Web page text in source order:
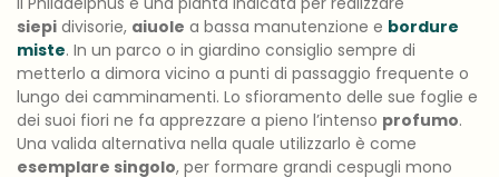
siepi divisorie, aiuole a bassa manutenzione e bordure
miste. In un parco o in giardino consiglio sempre di
metterlo a dimora vicino a punti di passaggio frequente o
lungo dei camminamenti. Lo sfioramento delle sue foglie e
dei suoi fiori ne fa apprezzare a pieno l’intenso profumo.
Una valida alternativa nella quale utilizzarlo è come
esemplare singolo, per formare grandi cespugli mono